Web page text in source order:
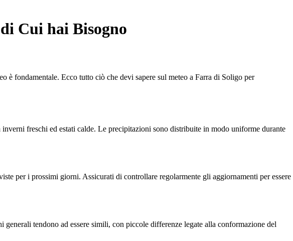
Cui hai Bisogno
è fondamentale. Ecco tutto ciò che devi sapere sul meteo a Farra di Soligo per
freschi ed estati calde. Le precipitazioni sono distribuite in modo uniforme durante
per i prossimi giorni. Assicurati di controllare regolarmente gli aggiornamenti per essere
tendono ad essere simili, con piccole differenze legate alla conformazione del